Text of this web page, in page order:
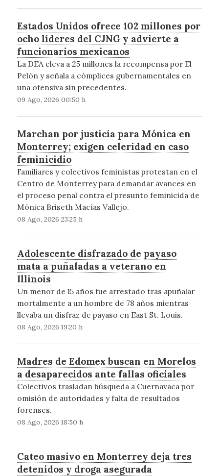
Estados Unidos ofrece 102 millones por
ocho líderes del CJNG y advierte a
funcionarios mexicanos
La DEA eleva a 25 millones la recompensa por El
Pelón y señala a cómplices gubernamentales en
una ofensiva sin precedentes.
09 Ago, 2026 00:50 h
Marchan por justicia para Mónica en
Monterrey; exigen celeridad en caso
feminicidio
Familiares y colectivos feministas protestan en el
Centro de Monterrey para demandar avances en
el proceso penal contra el presunto feminicida de
Mónica Briseth Macías Vallejo.
08 Ago, 2026 23:25 h
Adolescente disfrazado de payaso
mata a puñaladas a veterano en
Illinois
Un menor de 15 años fue arrestado tras apuñalar
mortalmente a un hombre de 78 años mientras
llevaba un disfraz de payaso en East St. Louis.
08 Ago, 2026 19:20 h
Madres de Edomex buscan en Morelos
a desaparecidos ante fallas oficiales
Colectivos trasladan búsqueda a Cuernavaca por
omisión de autoridades y falta de resultados
forenses.
08 Ago, 2026 18:50 h
Cateo masivo en Monterrey deja tres
detenidos y droga asegurada